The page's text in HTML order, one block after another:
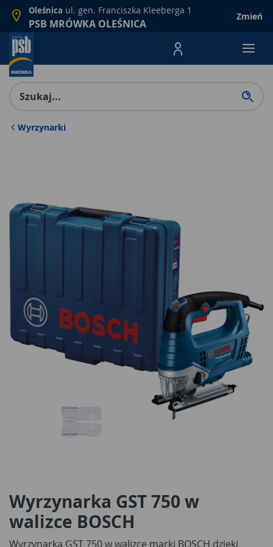
Oleśnica ul. gen. Franciszka Kleeberga 1
PSB MRÓWKA OLEŚNICA
Zmień
Menu Produktów,
Wyrzynarki
Wyrzynarka GST 750 w
walizce BOSCH
Wyrzynarka GST 750 w walizce marki BOSCH dzięki